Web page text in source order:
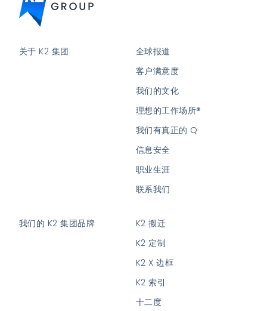
关于 K2 集团
全球报道
客户满意度
我们的文化
理想的工作场所®
我们有真正的 Q
信息安全
职业生涯
联系我们
我们的 K2 集团品牌
K2 搬迁
K2 定制
K2 X 边框
K2 索引
十二度